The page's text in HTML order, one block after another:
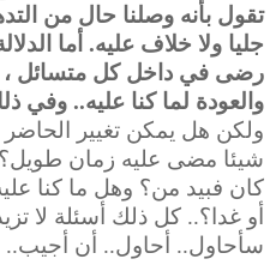
تقول بأنه وصلنا حال من
جليا ولا خلاف عليه. أما
رضى في داخل كل متسائل ،
والعودة لما كنا عليه.. وفي
ولكن هل يمكن تغيير
شيئا مضى عليه زمان
كان فبيد من؟ وهل ما كنا
أو غدا؟.. كل ذلك أسئلة لا
سأحاول.. أحاول.. أن أجيب..